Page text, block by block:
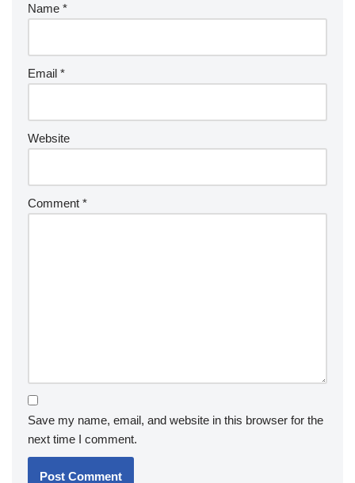
Name *
Email *
Website
Comment *
Save my name, email, and website in this browser for the
next time I comment.